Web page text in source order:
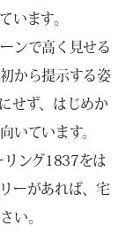
います。
ンで高く見せる
から提示する姿
せず、はじめか
いています。
リング1837をは
ーがあれば、宅
い。